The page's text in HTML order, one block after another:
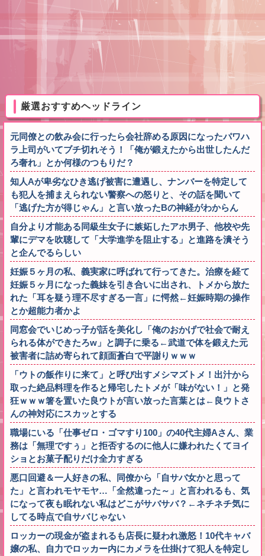
厳選おすすめヘッドライン
元同僚との飲み会に行ったら会社辞める原因になったパワハ
ラ上司がいてブチ切れそう！「俺が鍛えたから出世したんだ
ろ奢れ」とか何様のつもりだ？
知人Aが卑劣なひき逃げ被害に遭遇し、ナンバーを特定して
も犯人を捕まえられない警察への怒りと、その話を聞いて
「逃げた方が得じゃん」と言い放ったBの神経がわからん
自分より才能ある同級生女子に嫉妬したアホ男子、他校や先
輩にデマを吹聴して「大学進学を阻止する」と進路を潰そう
と企んでるらしい
妊娠５ヶ月の私、義実家に呼ばれて行ってきた。治療を経て
妊娠５ヶ月になった義妹を引き合いに出され、トメから放た
れた「耳を疑う理不尽すぎる一言」に愕然←妊娠時期の操作
とか超能力者かよ
同窓会でいじめっ子が話を美化し「俺のおかげで社会で耐え
られる体ができたろw」と調子に乗る←武道で体を鍛えた元
被害者に詰め寄られて顔面蒼白で平謝りｗｗｗ
「ウトの飯作りに来て」と呼び出すメシマズトメ！出汁から
取った絶品料理を作ると帰宅したトメが「味がない！」と発
狂ｗｗｗ箸を置いた良ウトが言い放った言葉とは←良ウトさ
んの神対応にスカッとする
職場にいる「仕事ゼロ・ゴマすり100」の40代主婦Aさん、業
務は「無理ですぅ」と拒否するのに他人に嫌われたくてヨイ
ショとお菓子配りだけ全力すぎる
悪口回避＆一人好きの私、同僚から「自サバ女かと思って
た」と言われモヤモヤ…「全然違った～」と言われるも、気
になって夜も眠れない私はどこがサバサバ？←ネチネチ気に
してる時点で自サバじゃない
ロッカーの現金が盗まれるも店長に疑われ激怒！10代キャバ
嬢の私、自力でロッカー内にカメラを仕掛けて犯人を特定し